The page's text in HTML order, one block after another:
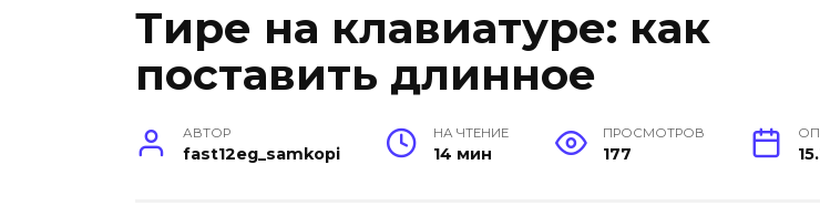
Тире на клавиатуре: как
поставить длинное
АВТОР
fast12eg_samkopi
НА ЧТЕНИЕ
14 мин
ПРОСМОТРОВ
177